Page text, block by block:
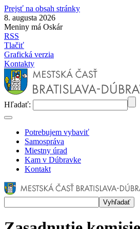
Prejsť na obsah stránky
8. augusta 2026
Meniny má Oskár
RSS
Tlačiť
Grafická verzia
Kontakty
Hľadať:
Potrebujem vybaviť
Samospráva
Miestny úrad
Kam v Dúbravke
Kontakt